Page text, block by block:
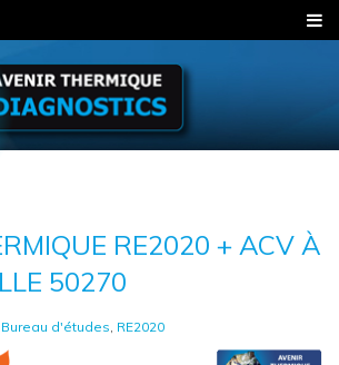
RE2020 + ACV À
50270
Bureau d'études RE2020
cookies